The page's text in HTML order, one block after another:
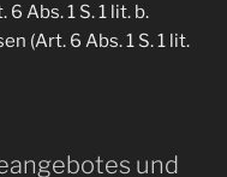
Abs. 1 S. 1 lit. b.
(Art. 6 Abs. 1 S. 1 lit.
und